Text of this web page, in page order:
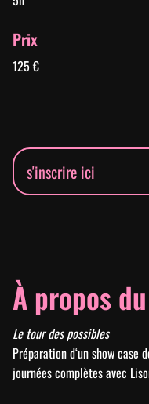
Prix
125 €
s'inscrire ici
À propos
Le tour des possibles
Préparation d‘un show case
journées complètes avec